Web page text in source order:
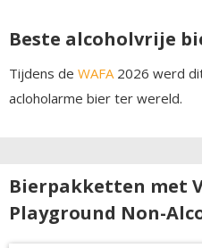
Beste alcoholvrije
Tijdens de WAFA 2026 werd
acloholarme bier ter wereld.
Bierpakketten met
Playground Non-